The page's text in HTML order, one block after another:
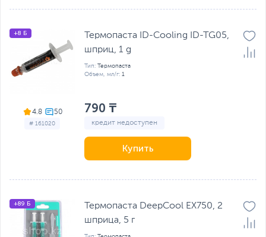
4.8
# 161020
+8 Б
Термопаста ID-Cooling ID-TG05,
шприц, 1 g
Тип: Термопаста
Объем, мл/г: 1
790 ₸
кредит недоступен
Купить
+89 Б
Термопаста DeepCool EX750, 2
шприца, 5 г